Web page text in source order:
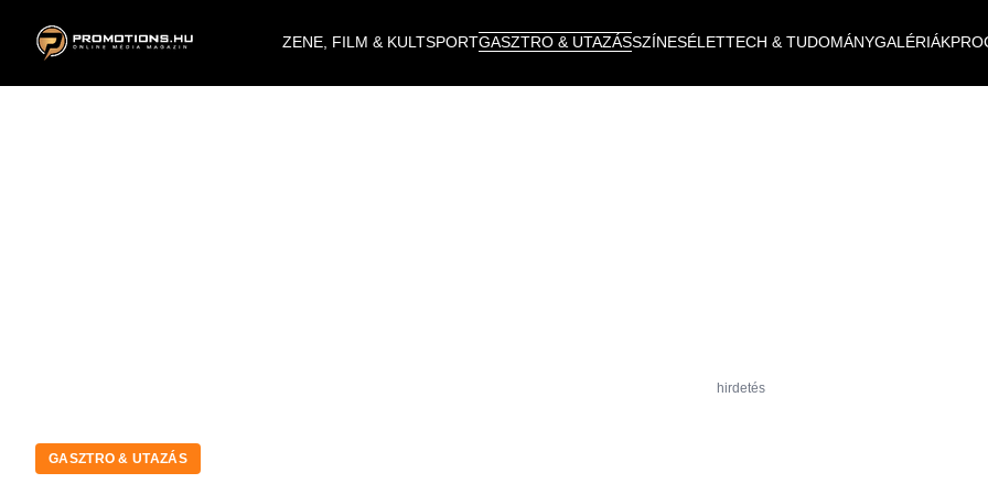
ZENE, FILM & KULTSPORTGASZTRO & UTAZÁSSZÍNESÉLETTECH & TUDOMÁNYGALÉRIÁK
hirdetés
GASZTRO & UTAZÁS